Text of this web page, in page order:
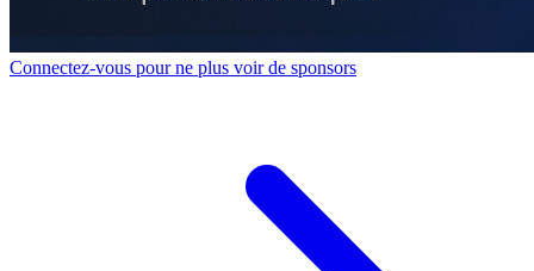
Connectez-vous pour ne plus voir de sponsors